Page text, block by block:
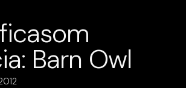
Barn Owl